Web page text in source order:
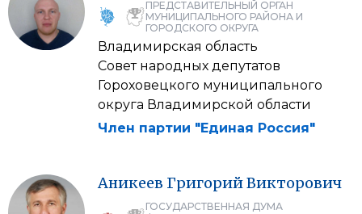
ПРЕДСТАВИТЕЛЬНЫЙ ОРГАН
МУНИЦИПАЛЬНОГО РАЙОНА И
ГОРОДСКОГО ОКРУГА
Владимирская область
Совет народных депутатов
Гороховецкого муниципального
округа Владимирской области
Член партии "Единая Россия"
Аникеев ГригорийВикторович
ГОСУДАРСТВЕННАЯ ДУМА